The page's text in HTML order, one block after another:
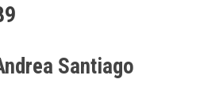
Santiago